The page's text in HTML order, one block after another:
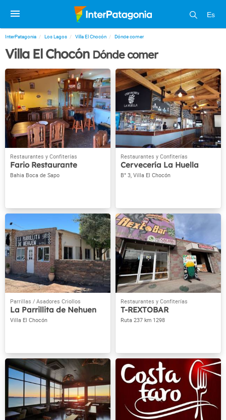
Es
InterPatagonia Los Lagos Villa El Chocón Dónde comer
Villa El Chocón Dónde comer
Fario Restaurante
Bahia Boca de Sapo
Cervecería La Huella
B° 3, Villa El Chocón
La Parrillita de Nehuen
Villa El Chocón
T-REXTOBAR
Ruta 237 km 1298